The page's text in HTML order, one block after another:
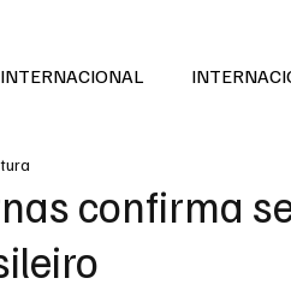
INTERNACIONAL
confirma